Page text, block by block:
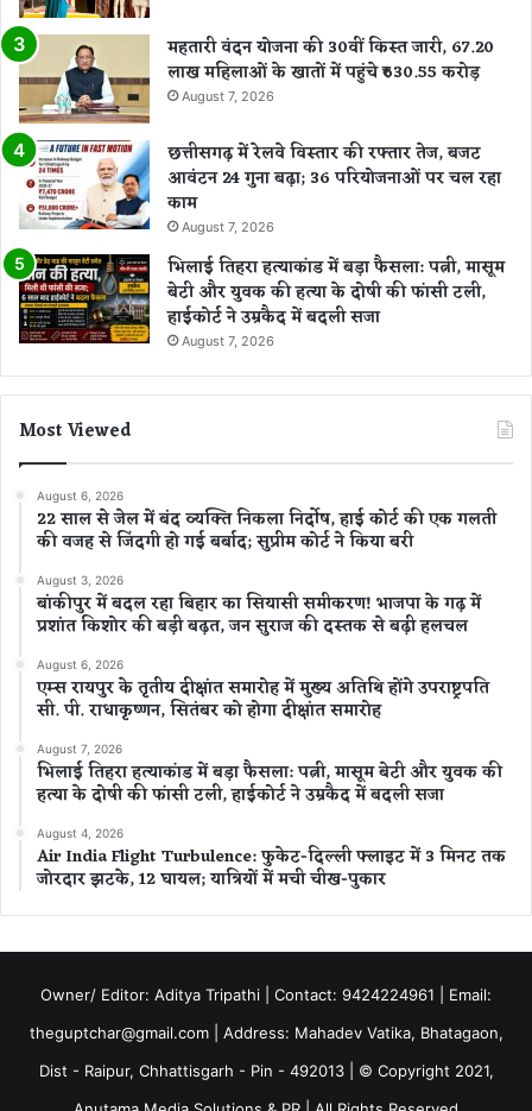
महतारी वंदन योजना की 30वीं किस्त जारी, 67.20
लाख महिलाओं के खातों में पहुंचे ₹630.55 करोड़
August 7, 2026
छत्तीसगढ़ में रेलवे विस्तार की रफ्तार तेज, बजट
आवंटन 24 गुना बढ़ा; 36 परियोजनाओं पर चल रहा
काम
August 7, 2026
भिलाई तिहरा हत्याकांड में बड़ा फैसला: पत्नी, मासूम
बेटी और युवक की हत्या के दोषी की फांसी टली,
हाईकोर्ट ने उम्रकैद में बदली सजा
August 7, 2026
Most Viewed
August 6, 2026
22 साल से जेल में बंद व्यक्ति निकला निर्दोष, हाई कोर्ट की एक गलती
की वजह से जिंदगी हो गई बर्बाद; सुप्रीम कोर्ट ने किया बरी
August 3, 2026
बांकीपुर में बदल रहा बिहार का सियासी समीकरण! भाजपा के गढ़ में
प्रशांत किशोर की बड़ी बढ़त, जन सुराज की दस्तक से बढ़ी हलचल
August 6, 2026
एम्स रायपुर के तृतीय दीक्षांत समारोह में मुख्य अतिथि होंगे उपराष्ट्रपति
सी. पी. राधाकृष्णन, सितंबर को होगा दीक्षांत समारोह
August 7, 2026
भिलाई तिहरा हत्याकांड में बड़ा फैसला: पत्नी, मासूम बेटी और युवक की
हत्या के दोषी की फांसी टली, हाईकोर्ट ने उम्रकैद में बदली सजा
August 4, 2026
Air India Flight Turbulence: फुकेट-दिल्ली फ्लाइट में 3 मिनट तक
जोरदार झटके, 12 घायल; यात्रियों में मची चीख-पुकार
Owner/ Editor: Aditya Tripathi | Contact: 9424224961 | Email:
theguptchar@gmail.com | Address: Mahadev Vatika, Bhatagaon,
Dist - Raipur, Chhattisgarh - Pin - 492013 | © Copyright 2021,